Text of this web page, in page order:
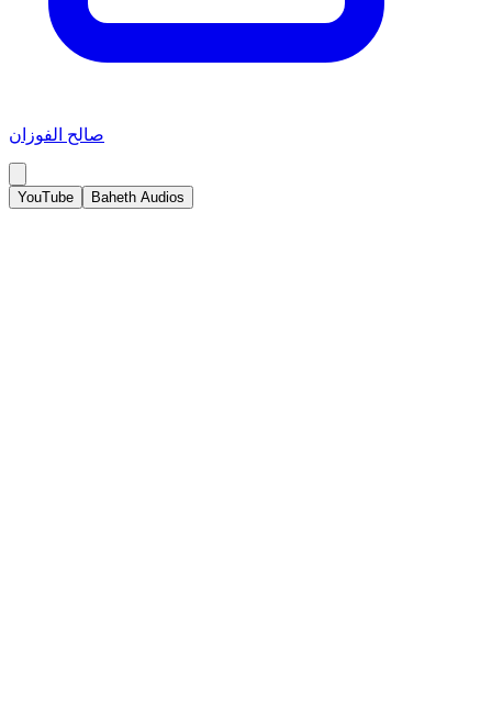
صالح الفوزان
YouTube Baheth Audios